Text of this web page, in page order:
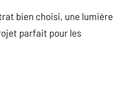
bien choisi, une lumière
parfait pour les